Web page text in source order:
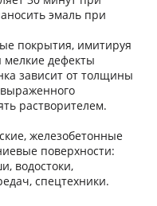
эмаль при
покрытия, имитируя
мелкие дефекты
зависит от толщины
растворителем.
железобетонные
поверхности:
водостоки,
спецтехники.